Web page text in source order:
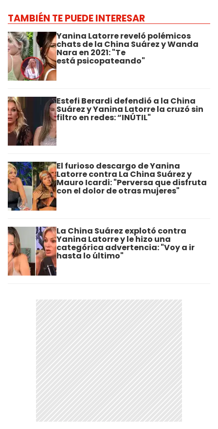
TAMBIÉN TE PUEDE INTERESAR
Yanina Latorre reveló polémicos
chats de la China Suárez y Wanda
Nara en 2021: "Te
está psicopateando"
Estefi Berardi defendió a la China
Suárez y Yanina Latorre la cruzó sin
filtro en redes: “INÚTIL"
El furioso descargo de Yanina
Latorre contra La China Suárez y
Mauro Icardi: "Perversa que disfruta
con el dolor de otras mujeres"
La China Suárez explotó contra
Yanina Latorre y le hizo una
categórica advertencia: "Voy a ir
hasta lo último"